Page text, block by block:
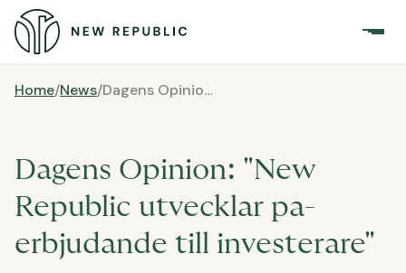
Home/News/ Dagens Opinion: "New Republic utvecklar pa-erbjudande till investerare"
Dagens Opinion: "New
Republic utvecklar pa-
erbjudande till investerare"